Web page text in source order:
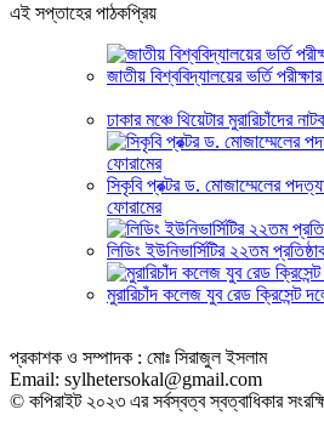
এই সপ্তাহের পাঠকপ্রিয়
জাতীয় বিশ্ববিদ্যালয়ের ভর্তি
ঢাকার মঞ্চে থিয়েটার মুরারিচাঁদের
সিকৃবি প্রক্টর ড. মোজাম্মেলের
ফোরামের
লিডিং ইউনিভার্সিটির ২২তম
মুরারিচাঁদ কলেজ যুব রেড ক্রিসেন্ট
প্রকাশক ও সম্পাদক : মোঃ সিরাজুল ইসলাম
Email: sylhetersokal@gmail.com
© কপিরাইট ২০২৩ এর সর্বস্বত্ব স্বত্বাধিকার